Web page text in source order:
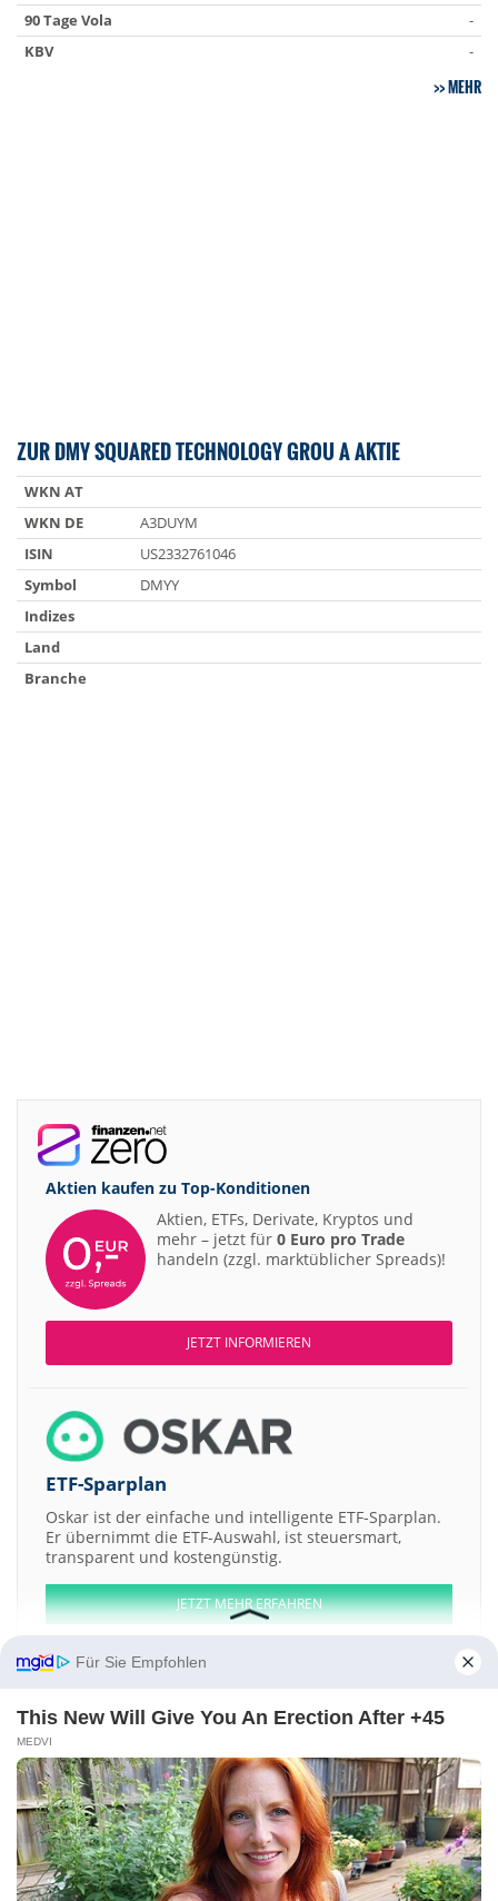
90 Tage Vola
-
KBV
-
MEHR
ZUR DMY SQUARED TECHNOLOGY GROU A AKTIE
WKN AT
WKN DE
A3DUYM
ISIN
US2332761046
Symbol
DMYY
Indizes
Land
Branche
Aktien kaufen zu Top-Konditionen
Aktien, ETFs, Derivate, Kryptos und
mehr – jetzt für 0 Euro pro Trade
handeln (zzgl. marktüblicher Spreads)!
JETZT INFORMIEREN
ETF-Sparplan
Oskar ist der einfache und intelligente ETF-Sparplan.
Er übernimmt die ETF-Auswahl, ist steuersmart,
transparent und kostengünstig.
JETZT MEHR ERFAHREN
Aktien ATX
S&P 500
Weitere Aktien:
Global Oil & Gas Canox PMET Resources Incergo TC BioPharm
Kontakt-Impressum-Werbung-Barrierefreiheit
Sitemap-Datenschutz-Disclaimer-AGB-Privatsphäre-Einstellungen
Für Sie Empfohlen
This New Will Give You An Erection After +45
MEDVI